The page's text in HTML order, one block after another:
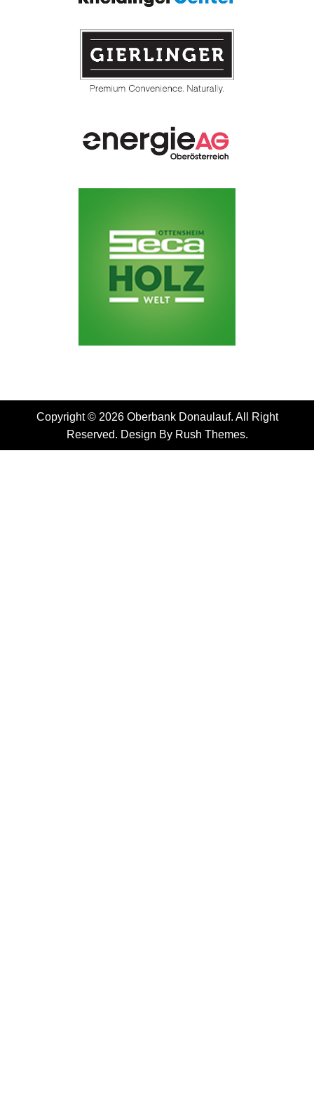
Copyright © 2026 Oberbank Donaulauf. All Right
Reserved. Design By Rush Themes.